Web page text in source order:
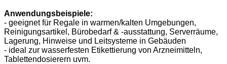
Anwendungsbeispiele:
- geeignet für Regale in warmen/kalten Umgebungen,
Reinigungsartikel, Bürobedarf & -ausstattung, Serverräume,
Lagerung, Hinweise und Leitsysteme in Gebäuden
- ideal zur wasserfesten Etikettierung von Arzneimitteln,
Tablettendosierern uvm.